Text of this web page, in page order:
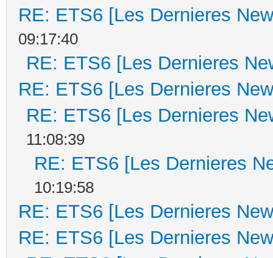
RE: ETS6 [Les Dernieres
09:17:40
RE: ETS6 [Les Dernieres
RE: ETS6 [Les Dernieres
RE: ETS6 [Les Dernieres
11:08:39
RE: ETS6 [Les Dernieres
10:19:58
RE: ETS6 [Les Dernieres
RE: ETS6 [Les Dernieres